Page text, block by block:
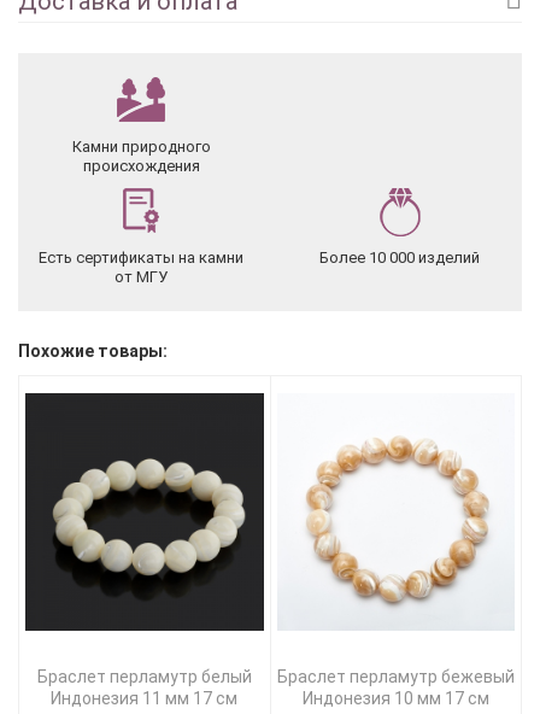
Камни природного
происхождения
Есть сертификаты на камни
от МГУ
Более 10 000 изделий
Похожие товары:
Браслет перламутр белый
Индонезия 11 мм 17 см
Браслет перламутр бежевый
Индонезия 10 мм 17 см